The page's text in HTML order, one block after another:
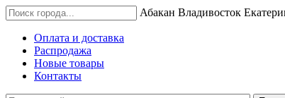
Абакан Владивосток
Оплата и доставка
Распродажа
Новые товары
Контакты